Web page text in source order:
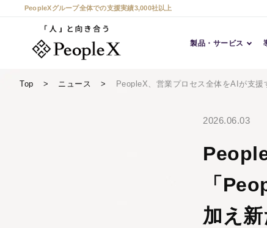
PeopleXグループ全体での支援実績3,000社以上
製品・サービス
Top ニュース PeopleX、営業プロセス全体をAIが支
2026.06.03
「
加え